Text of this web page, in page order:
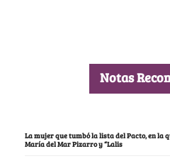
Notas
La mujer que tumbó la lista del Pacto, en la
María del Mar Pizarro y “Lalis